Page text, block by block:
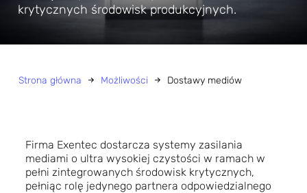
krytycznych środowisk produkcyjnych.
Strona główna Możliwości Dostawy mediów
Firma Exentec dostarcza systemy zasilania
mediami o ultra wysokiej czystości w ramach w
pełni zintegrowanych środowisk krytycznych,
pełniąc rolę jedynego partnera odpowiedzialnego